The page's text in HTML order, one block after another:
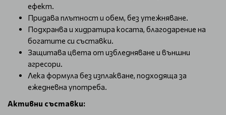
ефект.
Придава плътност и обем, без утежняване.
Подхранва и хидратира косата, благодарение на
богатите си съставки.
Защитава цвета от избледняване и външни
агресори.
Лека формула без изплакване, подходяща за
ежедневна употреба.
Активни съставки: